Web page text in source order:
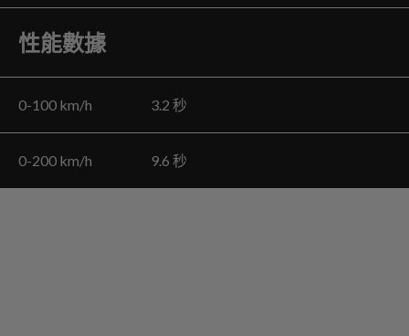
性能數據
0-100 km/h 3.2 秒
0-200 km/h 9.6 秒